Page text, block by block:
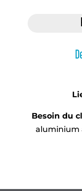
Besoin du
aluminium